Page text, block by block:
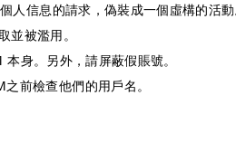
信息的請求，偽裝成一個虛構的活動
並被濫用。
身。另外，請屏蔽假賬號。
前檢查他們的用戶名。